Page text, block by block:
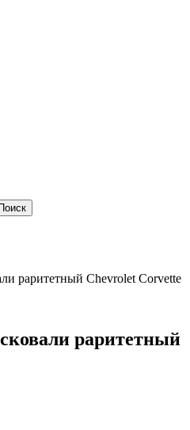
раритетный Chevrolet Corvette
раритетный